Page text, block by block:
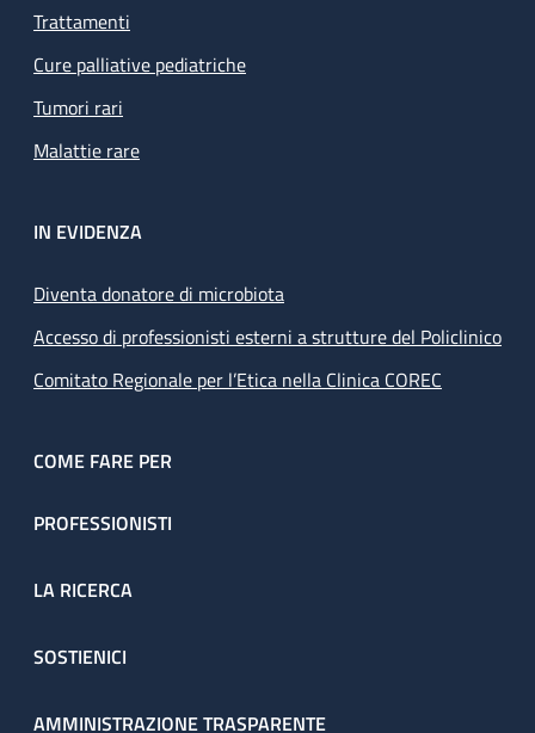
Trattamenti
Cure palliative pediatriche
Tumori rari
Malattie rare
IN EVIDENZA
Diventa donatore di microbiota
Accesso di professionisti esterni a strutture del Policlinico
Comitato Regionale per l’Etica nella Clinica COREC
COME FARE PER
PROFESSIONISTI
LA RICERCA
SOSTIENICI
AMMINISTRAZIONE TRASPARENTE